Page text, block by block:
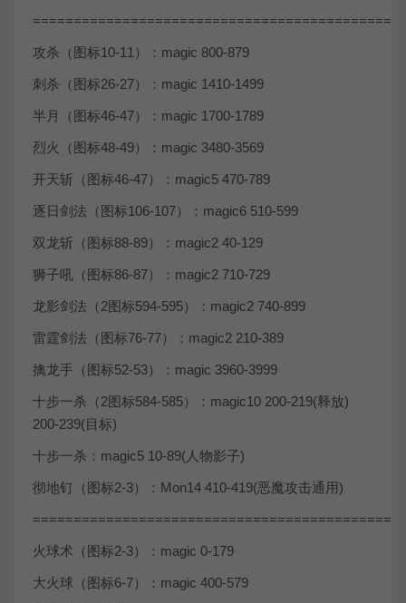
攻杀（图标10-11）：magic 800-879
刺杀（图标26-27）：magic 1410-1499
半月（图标46-47）：magic 1700-1789
烈火（图标48-49）：magic 3480-3569
开天斩（图标46-47）：magic5 470-789
逐日剑法（图标106-107）：magic6 510-599
双龙斩（图标88-89）：magic2 40-129
狮子吼（图标86-87）：magic2 710-729
龙影剑法（2图标594-595）：magic2 740-899
雷霆剑法（图标76-77）：magic2 210-389
擒龙手（图标52-53）：magic 3960-3999
十步一杀（2图标584-585）：magic10 200-219(释放)
200-239(目标)
十步一杀：magic5 10-89(人物影子)
彻地钉（图标2-3）：Mon14 410-419(恶魔攻击通用)
火球术（图标2-3）：magic 0-179
大火球（图标6-7）：magic 400-579